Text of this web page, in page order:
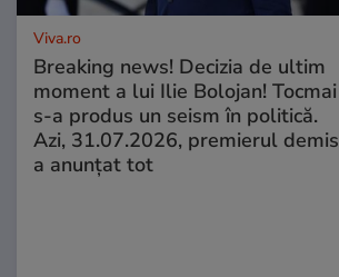
Viva.ro
Breaking news! Decizia de ultim
moment a lui Ilie Bolojan! Tocmai
s-a produs un seism în politică.
Azi, 31.07.2026, premierul demis
a anunțat tot